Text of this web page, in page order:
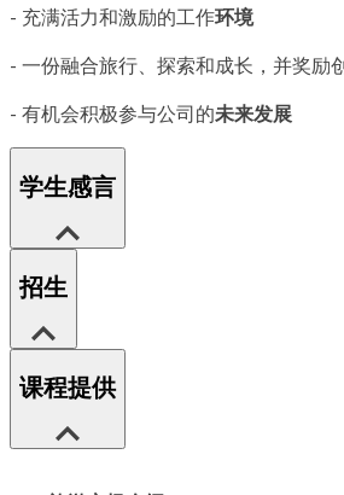
- 充满活力和激励的工作环境
- 一份融合旅行、探索和成长，并奖励
- 有机会积极参与公司的未来发展
学生感言
招生
课程提供